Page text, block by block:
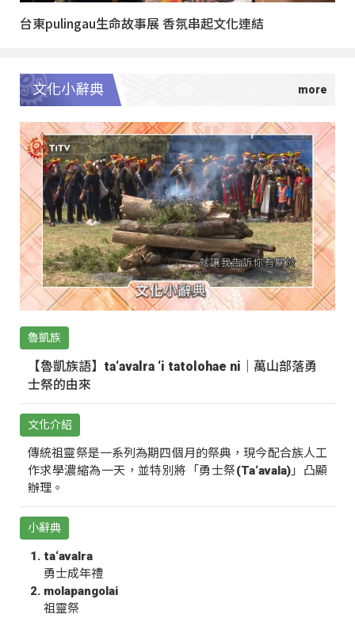
台東pulingau生命故事展 香氛串起文化連結
文化小辭典
魯凱族
【魯凱族語】ta‘avalra ‘i tatolohae ni｜萬山部落勇
士祭的由來
文化介紹
傳統祖靈祭是一系列為期四個月的祭典，現今配合族人工
作求學濃縮為一天，並特別將「勇士祭(Ta‘avala)」凸顯
辦理。
小辭典
ta‘avalra
勇士成年禮
molapangolai
祖靈祭